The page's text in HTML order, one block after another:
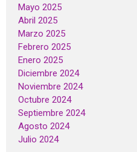
Mayo 2025
Abril 2025
Marzo 2025
Febrero 2025
Enero 2025
Diciembre 2024
Noviembre 2024
Octubre 2024
Septiembre 2024
Agosto 2024
Julio 2024